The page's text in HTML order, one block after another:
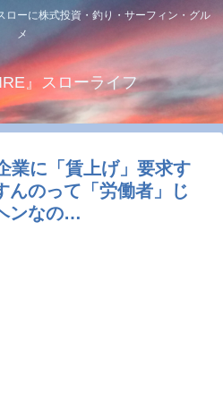
ローに株式投資・釣り・サーフィン・グル
メ
』スローライフ
業に「賃上げ」要求す
んのって「労働者」じ
ンなの…